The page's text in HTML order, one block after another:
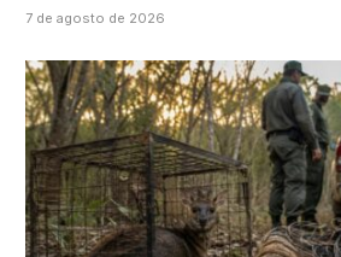
7 de agosto de 2026